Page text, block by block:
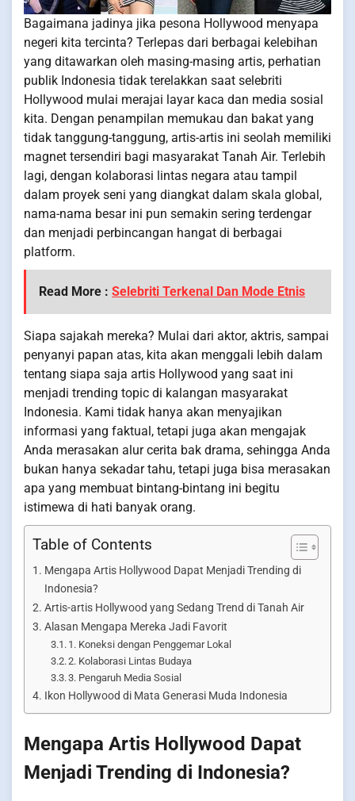
Bagaimana jadinya jika pesona Hollywood menyapa
negeri kita tercinta? Terlepas dari berbagai kelebihan
yang ditawarkan oleh masing-masing artis, perhatian
publik Indonesia tidak terelakkan saat selebriti
Hollywood mulai merajai layar kaca dan media sosial
kita. Dengan penampilan memukau dan bakat yang
tidak tanggung-tanggung, artis-artis ini seolah memiliki
magnet tersendiri bagi masyarakat Tanah Air. Terlebih
lagi, dengan kolaborasi lintas negara atau tampil
dalam proyek seni yang diangkat dalam skala global,
nama-nama besar ini pun semakin sering terdengar
dan menjadi perbincangan hangat di berbagai
platform.
Read More : Selebriti Terkenal Dan Mode Etnis
Siapa sajakah mereka? Mulai dari aktor, aktris, sampai
penyanyi papan atas, kita akan menggali lebih dalam
tentang siapa saja artis Hollywood yang saat ini
menjadi trending topic di kalangan masyarakat
Indonesia. Kami tidak hanya akan menyajikan
informasi yang faktual, tetapi juga akan mengajak
Anda merasakan alur cerita bak drama, sehingga Anda
bukan hanya sekadar tahu, tetapi juga bisa merasakan
apa yang membuat bintang-bintang ini begitu
istimewa di hati banyak orang.
Table of Contents
Mengapa Artis Hollywood Dapat Menjadi Trending di
Indonesia?
Artis-artis Hollywood yang Sedang Trend di Tanah Air
Alasan Mengapa Mereka Jadi Favorit
1. Koneksi dengan Penggemar Lokal
2. Kolaborasi Lintas Budaya
3. Pengaruh Media Sosial
Ikon Hollywood di Mata Generasi Muda Indonesia
Mengapa Artis Hollywood Dapat
Menjadi Trending di Indonesia?